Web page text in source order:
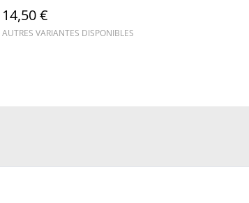
14,50 €
AUTRES VARIANTES DISPONIBLES